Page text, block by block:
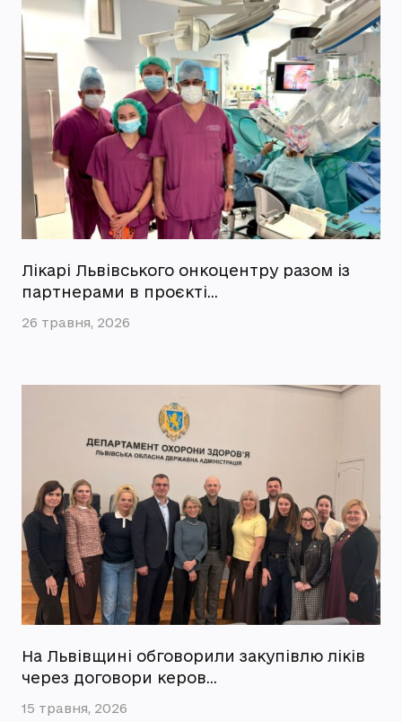
Лікарі Львівського онкоцентру разом із
партнерами в проєкті…
26 травня, 2026
На Львівщині обговорили закупівлю ліків
через договори керов…
15 травня, 2026